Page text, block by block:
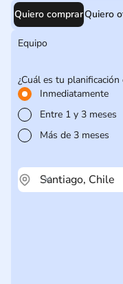
Quiero comprarQuiero
Equipo
¿Cuál es tu planificación
Inmediatamente
Entre 1 y 3 meses
Más de 3 meses